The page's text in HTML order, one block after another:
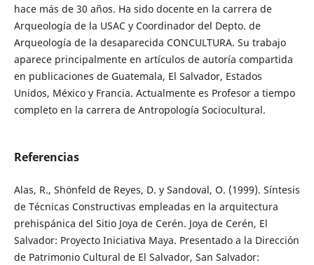
hace más de 30 años. Ha sido docente en la carrera de
Arqueología de la USAC y Coordinador del Depto. de
Arqueología de la desaparecida CONCULTURA. Su trabajo
aparece principalmente en artículos de autoría compartida
en publicaciones de Guatemala, El Salvador, Estados
Unidos, México y Francia. Actualmente es Profesor a tiempo
completo en la carrera de Antropología Sociocultural.
Referencias
Alas, R., Shönfeld de Reyes, D. y Sandoval, O. (1999). Síntesis
de Técnicas Constructivas empleadas en la arquitectura
prehispánica del Sitio Joya de Cerén. Joya de Cerén, El
Salvador: Proyecto Iniciativa Maya. Presentado a la Dirección
de Patrimonio Cultural de El Salvador, San Salvador: